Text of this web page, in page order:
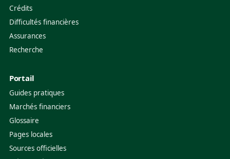
Crédits
Difficultés financières
Assurances
Recherche
Portail
Guides pratiques
Marchés financiers
Glossaire
Pages locales
Sources officielles